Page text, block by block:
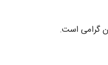
گرامی است.